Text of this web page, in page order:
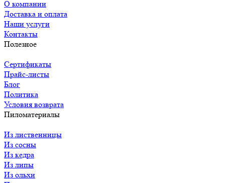
О компании
Доставка и оплата
Наши услуги
Контакты
Полезное
Сертификаты
Прайс-листы
Блог
Политика
Условия возврата
Пиломатериалы
Из лиственницы
Из сосны
Из кедра
Из липы
Из ольхи